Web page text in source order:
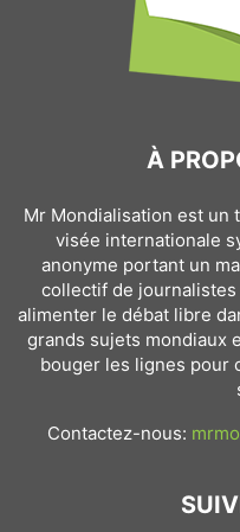
À
Mr Mondialisation est un
visée internationale
anonyme portant un
collectif de
alimenter le débat libre
grands sujets mondiaux
bouger les lignes pour
Contactez-nous: